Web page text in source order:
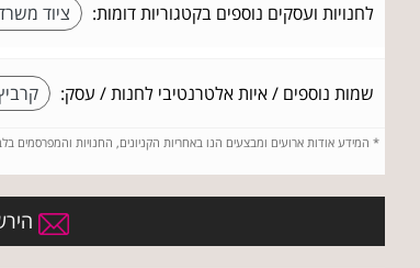
לחנויות ועסקים נוספים בקטגוריות דומות: ציוד
שמות נוספים / איות אלטרנטיבי לחנות / עסק:
* המידע אודות ארועים ומבצעים הנו באחריות הקניונים, החנויות